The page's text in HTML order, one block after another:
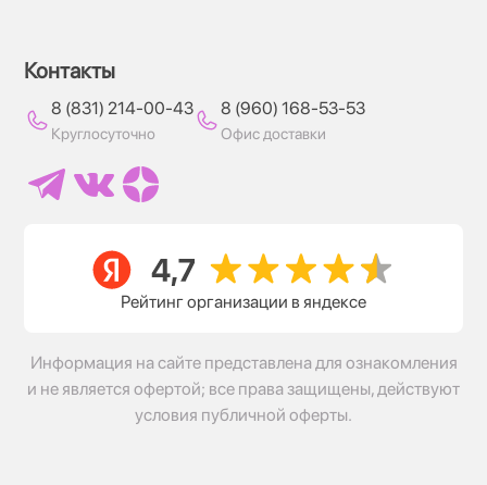
Контакты
8 (831) 214-00-43
Круглосуточно
8 (960) 168-53-53
Офис доставки
Рейтинг организации в яндексе
Информация на сайте представлена для ознакомления
и не является офертой; все права защищены, действуют
условия публичной оферты.